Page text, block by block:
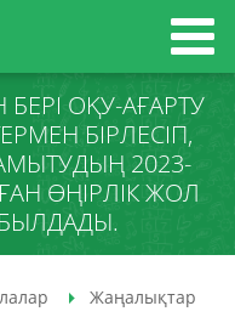
ОҚУ-АҒАРТУ
БІРЛЕСІП,
2023-
ӨҢІРЛІК ЖОЛ
Жаңалықтар